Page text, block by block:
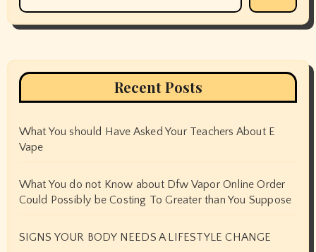
Recent Posts
What You should Have Asked Your Teachers About E
Vape
What You do not Know about Dfw Vapor Online Order
Could Possibly be Costing To Greater than You Suppose
SIGNS YOUR BODY NEEDS A LIFESTYLE CHANGE